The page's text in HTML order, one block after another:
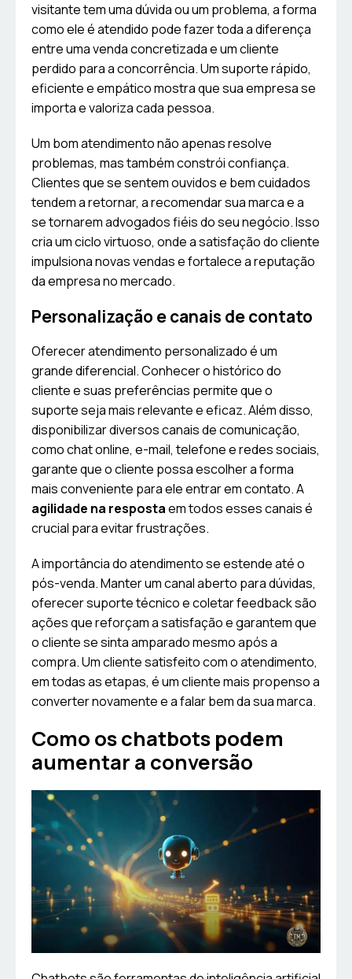
visitante tem uma dúvida ou um problema, a forma
como ele é atendido pode fazer toda a diferença
entre uma venda concretizada e um cliente
perdido para a concorrência. Um suporte rápido,
eficiente e empático mostra que sua empresa se
importa e valoriza cada pessoa.
Um bom atendimento não apenas resolve
problemas, mas também constrói confiança.
Clientes que se sentem ouvidos e bem cuidados
tendem a retornar, a recomendar sua marca e a
se tornarem advogados fiéis do seu negócio. Isso
cria um ciclo virtuoso, onde a satisfação do cliente
impulsiona novas vendas e fortalece a reputação
da empresa no mercado.
Personalização e canais de contato
Oferecer atendimento personalizado é um
grande diferencial. Conhecer o histórico do
cliente e suas preferências permite que o
suporte seja mais relevante e eficaz. Além disso,
disponibilizar diversos canais de comunicação,
como chat online, e-mail, telefone e redes sociais,
garante que o cliente possa escolher a forma
mais conveniente para ele entrar em contato. A
agilidade na respostaem todos esses canais é
crucial para evitar frustrações.
A importância do atendimento se estende até o
pós-venda. Manter um canal aberto para dúvidas,
oferecer suporte técnico e coletar feedback são
ações que reforçam a satisfação e garantem que
o cliente se sinta amparado mesmo após a
compra. Um cliente satisfeito com o atendimento,
em todas as etapas, é um cliente mais propenso a
converter novamente e a falar bem da sua marca.
Como os chatbots podem
aumentar a conversão